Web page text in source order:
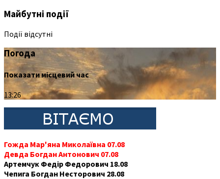
Майбутні події
Події відсутні
Погода
Показати місцевий час
13:26
Гожда Мар'яна Миколаївна 07.08
Девда Богдан Антонович 07.08
Артемчук Федір Федорович 18.08
Чепига Богдан Несторович 28.08